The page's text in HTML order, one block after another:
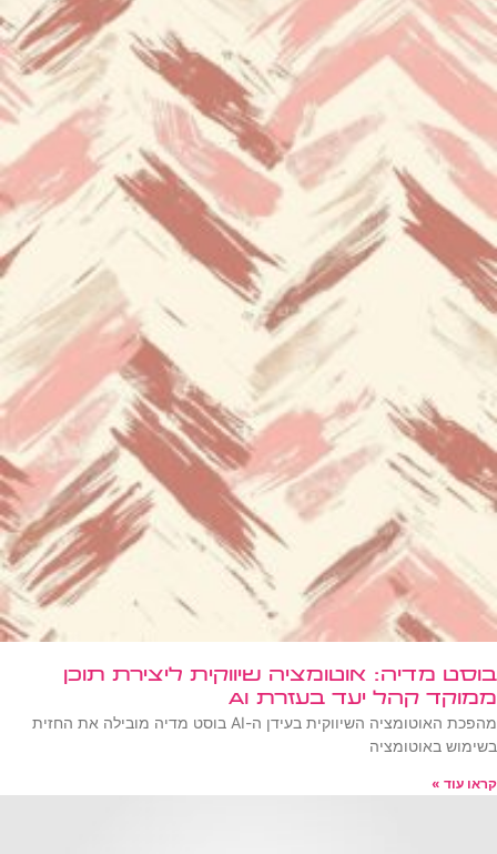
בוסט מדיה: אוטומציה שיווקית ליצירת תוכן
ממוקד קהל יעד בעזרת AI
מהפכת האוטומציה השיווקית בעידן ה-AI בוסט מדיה מובילה את החזית
בשימוש באוטומציה
קראו עוד »